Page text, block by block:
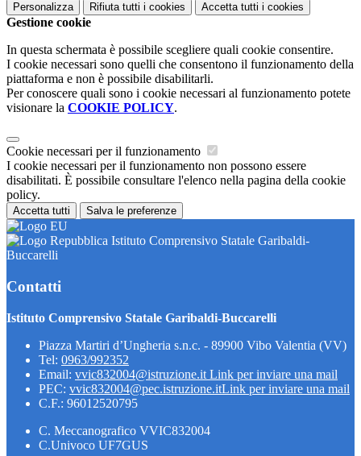
Personalizza Rifiuta tutti i cookies Accetta tutti i cookies
Gestione cookie
In questa schermata è possibile scegliere quali cookie consentire.
I cookie necessari sono quelli che consentono il funzionamento della
piattaforma e non è possibile disabilitarli.
Per conoscere quali sono i cookie necessari al funzionamento potete
visionare la COOKIE POLICY.
Cookie necessari per il funzionamento
I cookie necessari per il funzionamento non possono essere
disabilitati. È possibile consultare l'elenco nella pagina della cookie
policy.
Accetta tutti Salva le preferenze
Istituto Comprensivo Statale Garibaldi-
Buccarelli
Contatti
Istituto Comprensivo Statale Garibaldi-Buccarelli
Piazza Martiri d’Ungheria s.n.c. - 89900 Vibo Valentia (VV)
Tel: 0963/992352
Email: vvic832004@istruzione.it Link per inviare una mail
PEC: vvic832004@pec.istruzione.itLink per inviare una mail
C.F.: 96012520795
C. Meccanografico VVIC832004
C.Univoco UF7GUS